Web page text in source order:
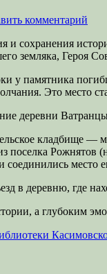
комментарий
и сохранения
земляка, Героя
у памятника
Это место
деревни
кладбище —
поселка
место
в деревню, где
а глубоким